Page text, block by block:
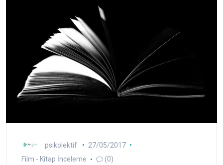
psikolektif
27/05/2017
Film - Kitap İnceleme
(0)